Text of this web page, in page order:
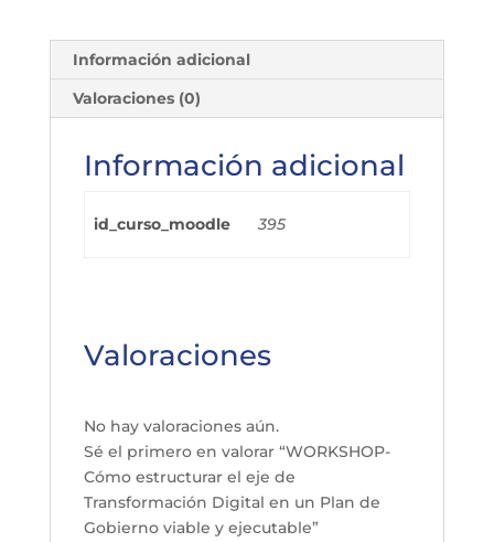
de
y
cantidad
Información adicional
Valoraciones (0)
Información adicional
id_curso_moodle 395
Valoraciones
No hay valoraciones aún.
Sé el primero en valorar “WORKSHOP-
Cómo estructurar el eje de
Transformación Digital en un Plan de
Gobierno viable y ejecutable”